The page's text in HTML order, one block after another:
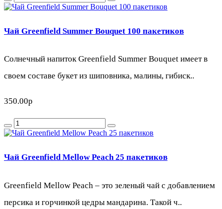
Чай Greenfield Summer Bouquet 100 пакетиков
Солнечный напиток Greenfield Summer Bouquet имеет в
своем составе букет из шиповника, малины, гибиск..
350.00р
Чай Greenfield Mellow Peach 25 пакетиков
Greenfield Mellow Peach – это зеленый чай с добавлением
персика и горчинкой цедры мандарина. Такой ч..